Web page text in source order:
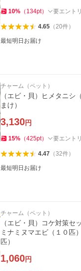
10% （ 134pt） 要エント
4.65（20件）
最短明日お届け
チャーム（ペット）
（エビ・貝）ヒメタニシ
まけ）
3,130円
15% （425pt） 要エント
4.47（32件）
最短明日お届け
チャーム（ペット）
（エビ・貝）コケ対策
ミナミヌマエビ（１０匹
匹）
1,060円